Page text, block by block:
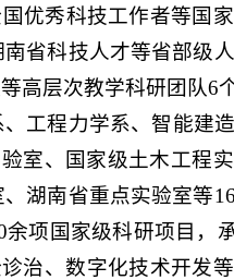
优秀科技工作者等国
省科技人才等省部级
高层次教学科研团队6
工程力学系、智能建
室、国家级土木工程
湖南省重点实验室等
项国家级科研项目，
治、数字化技术开发